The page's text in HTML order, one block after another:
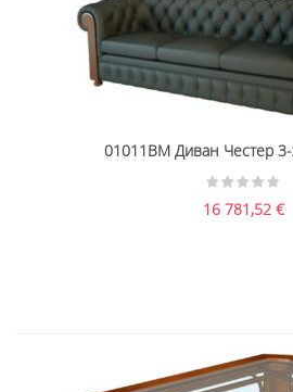
01011BM Диван Честер
16 781,52 €